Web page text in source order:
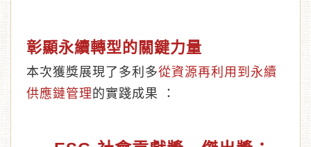
彰顯永續轉型的關鍵力量
本次獲獎展現了多利多從資源再利用到永續
供應鏈管理 的實踐成果 ：